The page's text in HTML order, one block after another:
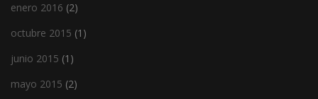
enero 2016 (2)
octubre 2015 (1)
junio 2015 (1)
mayo 2015 (2)